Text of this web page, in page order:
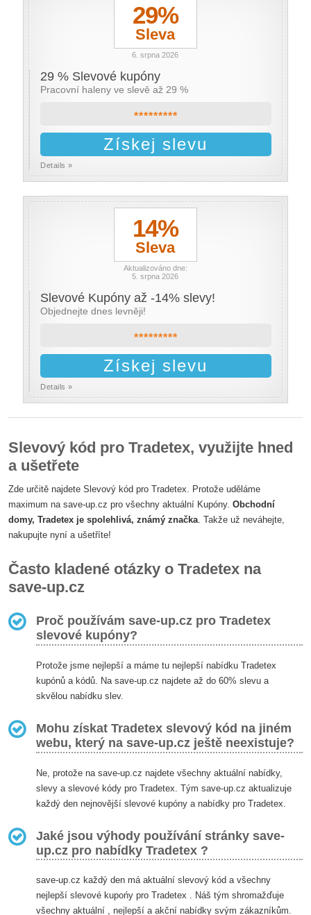
29%
Sleva
6. srpna 2026
29 % Slevové kupóny
Pracovní haleny ve slevě až 29 %
*********
Získej slevu
Details »
14%
Sleva
Aktualizováno dne:
5. srpna 2026
Slevové Kupóny až -14% slevy!
Objednejte dnes levněji!
*********
Získej slevu
Details »
Slevový kód pro Tradetex, využijte hned
a ušetřete
Zde určitě najdete Slevový kód pro Tradetex. Protože uděláme
maximum na save-up.cz pro všechny aktuální Kupóny.Obchodní
domy, Tradetex je spolehlivá, známý značka. Takže už neváhejte,
nakupujte nyní a ušetříte!
Často kladené otázky o Tradetex na
save-up.cz
Proč používám save-up.cz pro Tradetex
slevové kupóny?
Protože jsme nejlepší a máme tu nejlepší nabídku Tradetex
kupónů a kódů. Na save-up.cz najdete až do 60% slevu a
skvělou nabídku slev.
Mohu získat Tradetex slevový kód na jiném
webu, který na save-up.cz ještě neexistuje?
Ne, protože na save-up.cz najdete všechny aktuální nabídky,
slevy a slevové kódy pro Tradetex. Tým save-up.cz aktualizuje
každý den nejnovější slevové kupóny a nabídky pro Tradetex.
Jaké jsou výhody používání stránky save-
up.cz pro nabídky Tradetex ?
save-up.cz každý den má aktuální slevový kód a všechny
nejlepší slevové kupońy pro Tradetex . Náš tým shromažďuje
všechny aktuální , nejlepší a akční nabídky svým zákazníkům.